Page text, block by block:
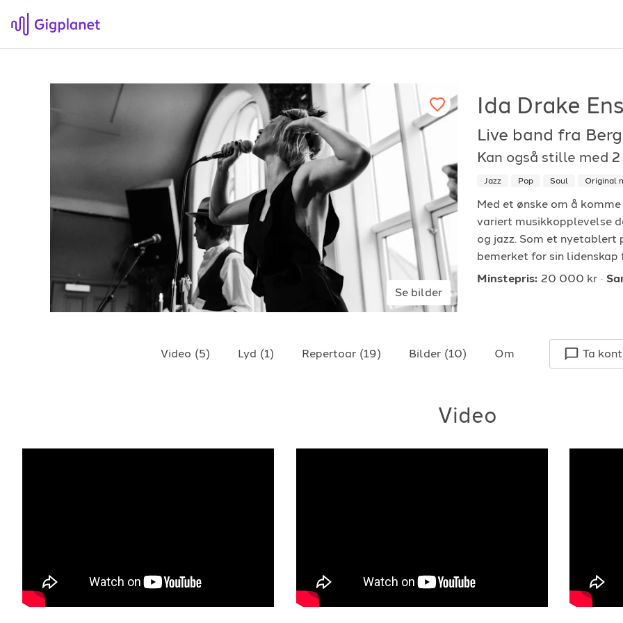
Gigplanet
Om Gigplanet
Artikler
For arrangører
Hvordan fungerer det?
Søk etter underholdning
Hvordan booke i 2026
For musiker
Hvordan fungerer
Registrer solist eller
Se referanser
+4790640887
Se bilder
Ida Drake
Live band fra
Kan også stille med
Jazz Pop Soul Original
Med et ønske om å
variert musikkopplevelse
og jazz. Som et nyetablert
bemerket for sin
Minstepris: 20 000 kr
Video (5) Lyd (1) Repertoar (19) Bilder (10) Om Ta
Video